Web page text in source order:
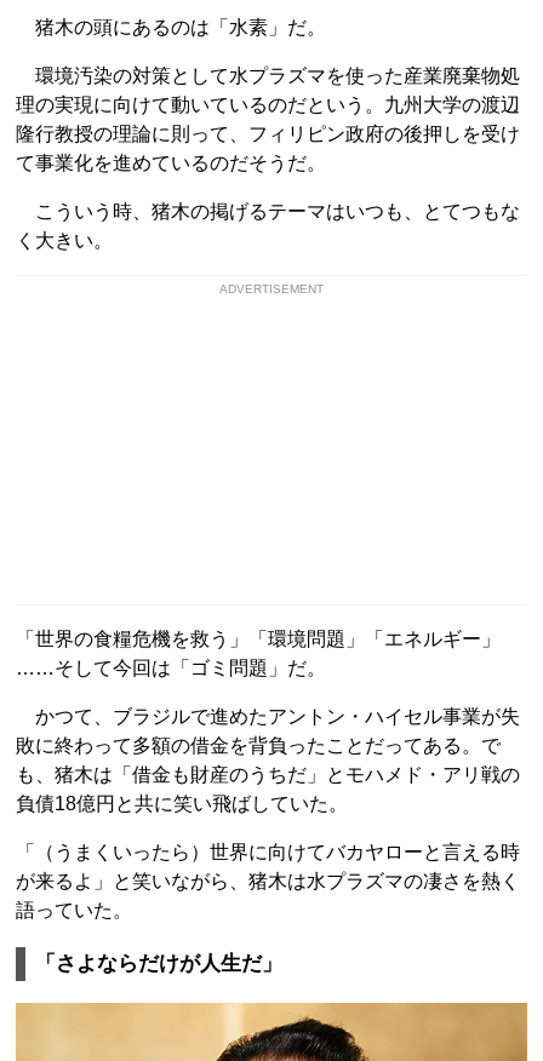
猪木の頭にあるのは「水素」だ。
環境汚染の対策として水プラズマを使った産業廃棄物処
理の実現に向けて動いているのだという。九州大学の渡辺
隆行教授の理論に則って、フィリピン政府の後押しを受け
て事業化を進めているのだそうだ。
こういう時、猪木の掲げるテーマはいつも、とてつもな
く大きい。
ADVERTISEMENT
「世界の食糧危機を救う」「環境問題」「エネルギー」
……そして今回は「ゴミ問題」だ。
かつて、ブラジルで進めたアントン・ハイセル事業が失
敗に終わって多額の借金を背負ったことだってある。で
も、猪木は「借金も財産のうちだ」とモハメド・アリ戦の
負債18億円と共に笑い飛ばしていた。
「（うまくいったら）世界に向けてバカヤローと言える時
が来るよ」と笑いながら、猪木は水プラズマの凄さを熱く
語っていた。
「さよならだけが人生だ」